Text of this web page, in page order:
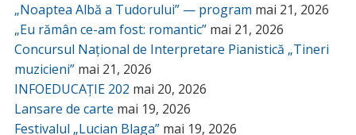
„Noaptea Albă a Tudorului” — program mai 21, 2026
„Eu rămân ce-am fost: romantic” mai 21, 2026
Concursul Național de Interpretare Pianistică „Tineri
muzicieni” mai 21, 2026
INFOEDUCAȚIE 202 mai 20, 2026
Lansare de carte mai 19, 2026
Festivalul „Lucian Blaga” mai 19, 2026